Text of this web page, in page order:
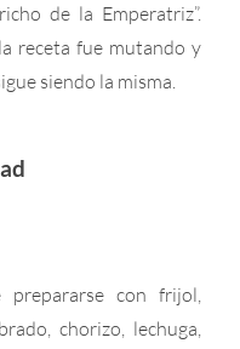
de la Emperatriz”.
receta fue mutando y
siendo la misma.
prepararse con frijol,
chorizo, lechuga,